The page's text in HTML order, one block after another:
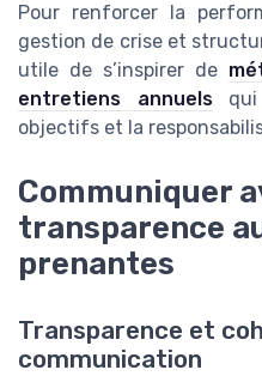
Pour renforcer la
gestion de crise et
utile de s’inspirer de
entretiens annuelsqui
objectifs et la
Communiquer
transparence
prenantes
Transparence et
communication